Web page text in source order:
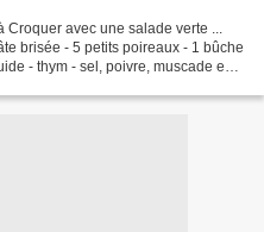
avec une salade verte ...
brisée - 5 petits poireaux - 1 bûche
- thym - sel, poivre, muscade en